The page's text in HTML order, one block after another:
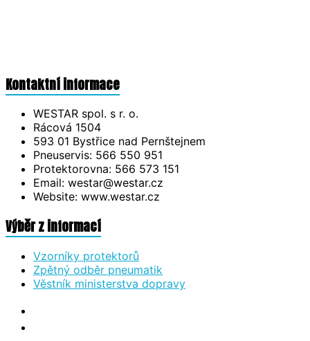
Kontaktní informace
WESTAR spol. s r. o.
Rácová 1504
593 01 Bystřice nad Pernštejnem
Pneuservis: 566 550 951
Protektorovna: 566 573 151
Email: westar@westar.cz
Website: www.westar.cz
Výběr z informací
Vzorníky protektorů
Zpětný odběr pneumatik
Věstník ministerstva dopravy